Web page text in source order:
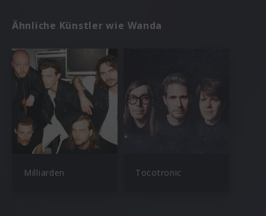
Ähnliche Künstler wie Wanda
Milliarden Tocotronic